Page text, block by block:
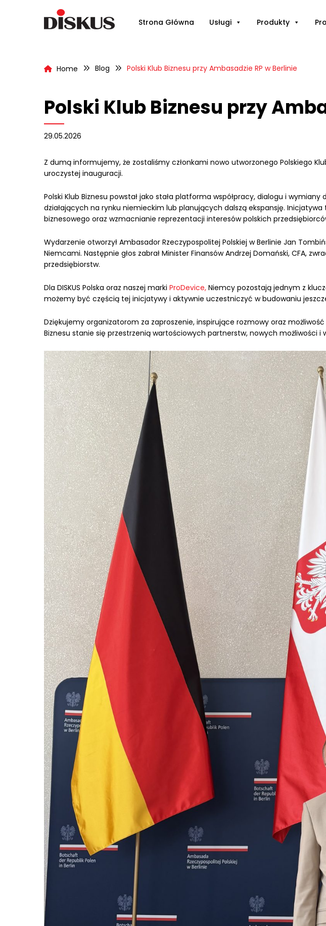
Strona Główna Usługi Produkty
Home Blog Polski Klub Biznesu przy Ambasadzie RP w Berlinie
Polski Klub Biznesu przy
29.05.2026
Z dumą informujemy, że zostaliśmy członkami nowo utworzonego Polskiego
uroczystej inauguracji.
Polski Klub Biznesu powstał jako stała platforma współpracy, dialogu i
działających na rynku niemieckim lub planujących dalszą ekspansję.
biznesowego oraz wzmacnianie reprezentacji interesów polskich
Wydarzenie otworzył Ambasador Rzeczypospolitej Polskiej w Berlinie Jan
Niemcami. Następnie głos zabrał Minister Finansów Andrzej Domański, CFA,
przedsiębiorstw.
Dla DISKUS Polska oraz naszej marki ProDevice, Niemcy pozostają jednym z
możemy być częścią tej inicjatywy i aktywnie uczestniczyć w budowaniu
Dziękujemy organizatorom za zaproszenie, inspirujące rozmowy oraz
Biznesu stanie się przestrzenią wartościowych partnerstw, nowych możliwości i